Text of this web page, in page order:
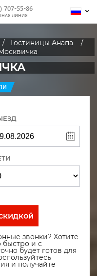
707-55-86
ЛИНИЯ
Гостиницы Анапа
звонки? Хотите
быстро и с
будет готов для
и получайте